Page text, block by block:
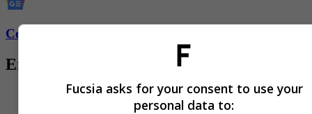
Conozca más de Fucsia aquí
Entradas relacionadas
Fucsia asks for your consent to use your
personal data to: